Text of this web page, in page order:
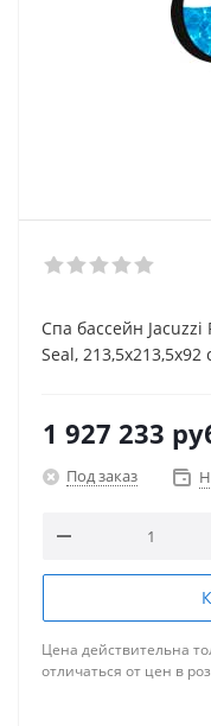
Спа бассейн
Seal, 213,5x213,5х92
1 927 233
Под заказ
Цена действительна
отличаться от цен в